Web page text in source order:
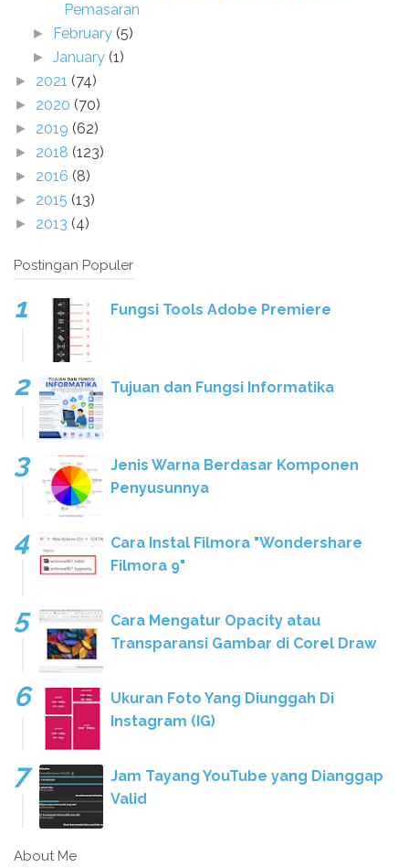
Pemasaran
► February (5)
►January (1)
► 2021 (74)
► 2020 (70)
► 2019 (62)
► 2018 (123)
► 2016 (8)
► 2015 (13)
► 2013 (4)
Postingan Populer
Fungsi Tools Adobe Premiere
Tujuan dan Fungsi Informatika
Jenis Warna Berdasar Komponen
Penyusunnya
Cara Instal Filmora "Wondershare
Filmora 9"
Cara Mengatur Opacity atau
Transparansi Gambar di Corel Draw
Ukuran Foto Yang Diunggah Di
Instagram (IG)
Jam Tayang YouTube yang Dianggap
Valid
About Me